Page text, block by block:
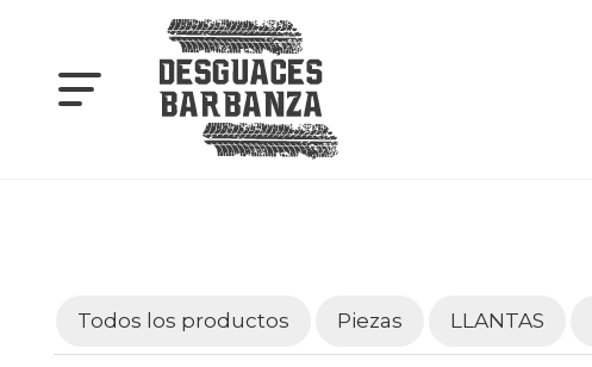
Todos los productos Piezas LLANTAS